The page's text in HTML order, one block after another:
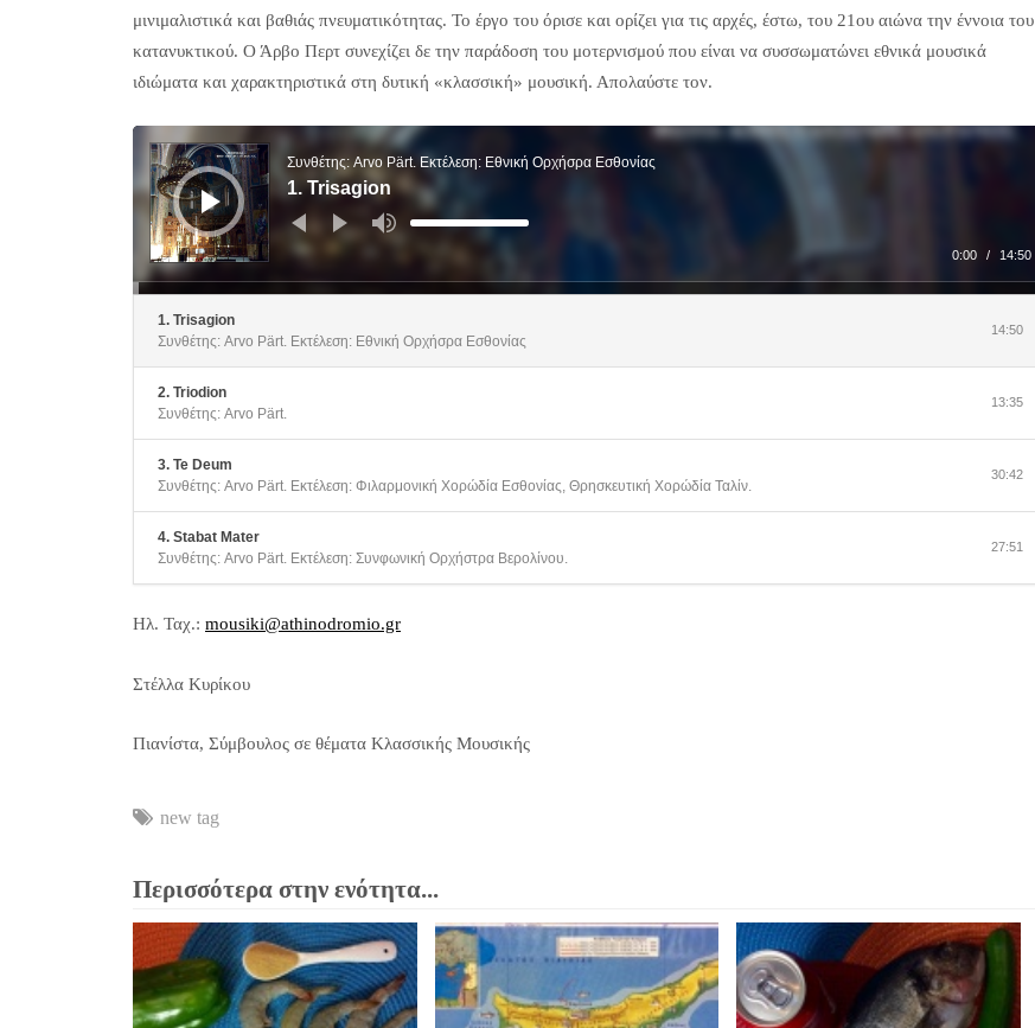
μινιμαλιστικά και βαθιάς πνευματικότητας. Το έργο του όρισε και ορίζει για τις αρχές, έστω, του 21ου αιώνα την έννοια του
κατανυκτικού. Ο Άρβο Περτ συνεχίζει δε την παράδοση του μοτερνισμού που είναι να συσσωματώνει εθνικά μουσικά
ιδιώματα και χαρακτηριστικά στη δυτική «κλασσική» μουσική. Απολαύστε τον.
Πρόγραμμα
Αναπαραγωγής
Ήχου
Συνθέτης: Arvo Pärt. Εκτέλεση: Εθνική Ορχήσρα Εσθονίας
1. Trisagion
Χρησιμοποιείστε
τα
αυξήσετε
ή
0:00 / 14:50
1. Trisagion
Συνθέτης: Arvo Pärt. Εκτέλεση: Εθνική Ορχήσρα Εσθονίας
14:50
2. Triodion
Συνθέτης: Arvo Pärt.
13:35
3. Te Deum
Συνθέτης: Arvo Pärt. Εκτέλεση: Φιλαρμονική Χορώδία Εσθονίας, Θρησκευτική Χορώδία Ταλίν.
30:42
4. Stabat Mater
Συνθέτης: Arvo Pärt. Εκτέλεση: Συνφωνική Ορχήστρα Βερολίνου.
27:51
Ηλ. Ταχ.: mousiki@athinodromio.gr
Στέλλα Κυρίκου
Πιανίστα, Σύμβουλος σε θέματα Κλασσικής Μουσικής
new tag
Περισσότερα στην ενότητα...